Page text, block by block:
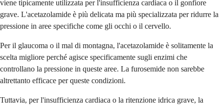
viene tipicamente utilizzata per l'insufficienza cardiaca o il gonfiore
grave. L'acetazolamide è più delicata ma più specializzata per ridurre la
pressione in aree specifiche come gli occhi o il cervello.
Per il glaucoma o il mal di montagna, l'acetazolamide è solitamente la
scelta migliore perché agisce specificamente sugli enzimi che
controllano la pressione in queste aree. La furosemide non sarebbe
altrettanto efficace per queste condizioni.
Tuttavia, per l'insufficienza cardiaca o la ritenzione idrica grave, la